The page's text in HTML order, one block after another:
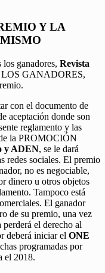
Y LA
ganadores, Revista
GANADORES,
con el documento de
aceptación donde son
reglamento y las
la PROMOCIÓN
y ADEN, se le dará
redes sociales. El premio
no es negociable,
dinero u otros objetos
Tampoco está
El ganador
de su premio, una vez
el derecho al
deberá iniciar el ONE
programadas por
el 2018.